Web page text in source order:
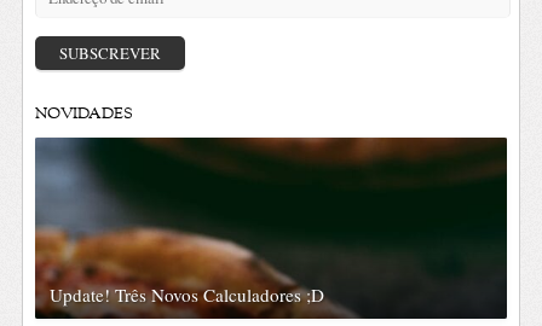
email
SUBSCREVER
NOVIDADES
Update! Três Novos Calculadores ;D